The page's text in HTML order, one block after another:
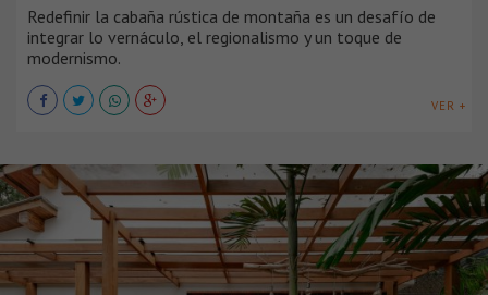
Redefinir la cabaña rústica de montaña es un desafío de
integrar lo vernáculo, el regionalismo y un toque de
modernismo.
VER +